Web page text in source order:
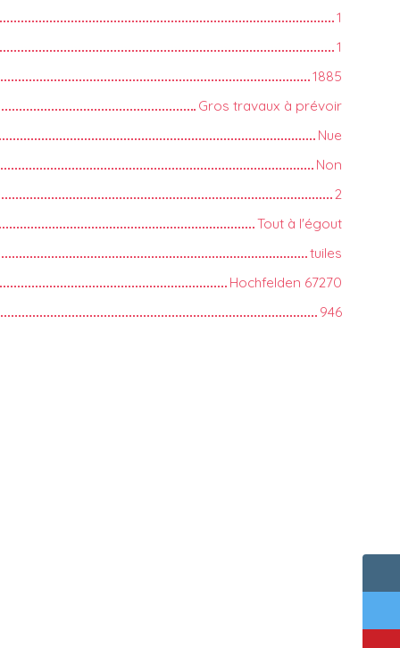
1
1
1885
Gros travaux à prévoir
Nue
Non
2
Tout à l'égout
tuiles
Hochfelden 67270
946